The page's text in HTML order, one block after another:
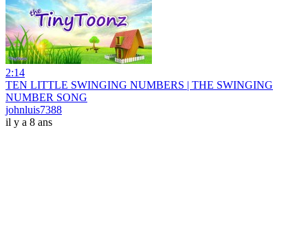
2:14
TEN LITTLE SWINGING NUMBERS | THE SWINGING
NUMBER SONG
johnluis7388
il y a 8 ans